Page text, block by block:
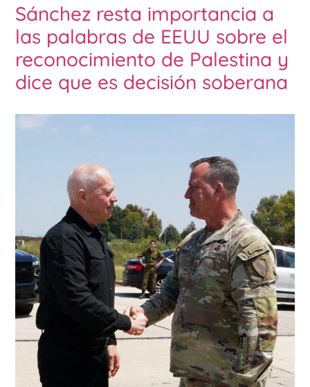
Sánchez resta importancia a
las palabras de EEUU sobre el
reconocimiento de Palestina y
dice que es decisión soberana